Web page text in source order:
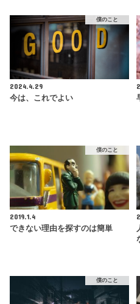
僕のこと
2024.4.29
今は、これでよい
僕のこと
2019.1.4
できない理由を探すのは簡単
僕のこと